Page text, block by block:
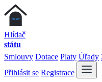
Hlídač
státu
Smlouvy Dotace Platy Úřady
Přihlásit se Registrace